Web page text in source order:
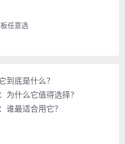
任意选
到底是什么？
为什么它值得选择？
谁最适合用它？